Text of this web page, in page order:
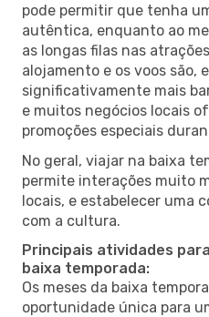
pode permitir que tenha
autêntica, enquanto ao
as longas filas nas
alojamento e os voos são,
significativamente mais
e muitos negócios locais
promoções especiais
No geral, viajar na baixa
permite interações muito
locais, e estabelecer uma
com a cultura.
Principais atividades
baixa temporada:
Os meses da baixa
oportunidade única para